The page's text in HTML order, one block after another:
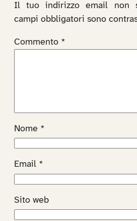
Il tuo indirizzo email non
campi obbligatori sono
Commento *
Nome *
Email *
Sito web